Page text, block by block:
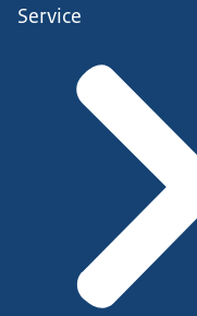
Service